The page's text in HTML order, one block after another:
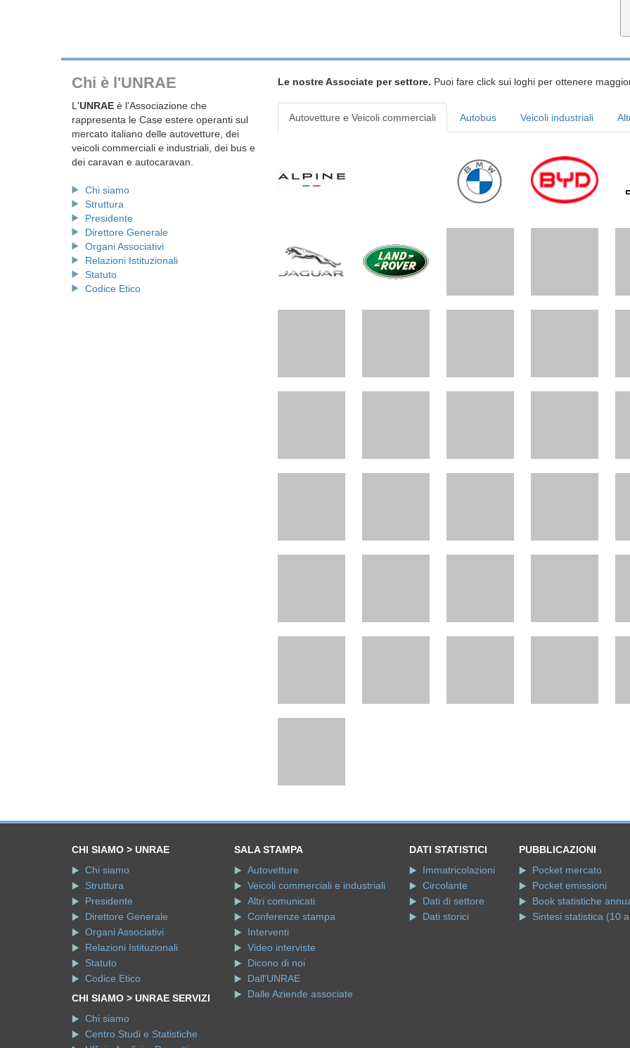
Chi è l'UNRAE
L'UNRAE è l'Associazione che
rappresenta le Case estere operanti sul
mercato italiano delle autovetture, dei
veicoli commerciali e industriali, dei bus e
dei caravan e autocaravan.
Chi siamo
Struttura
Presidente
Direttore Generale
Organi Associativi
Relazioni Istituzionali
Statuto
Codice Etico
Le nostre Associate per settore. Puoi fare click sui loghi per ottenere
Autovetture e Veicoli commerciali Autobus Veicoli industriali
Presidente
Organi Associativi
Relazioni Istituzionali
Statuto
Codice Etico
CHI SIAMO > UNRAE SERVIZI
Chi siamo
Centro Studi e Statistiche
Ufficio Analisi e Progetti
Ufficio Servizi
Autovetture
Altri comunicati
Interventi
Video interviste
Dicono di noi
Dall'UNRAE
Dalle Aziende associate
Dati di settore
Book statistiche
Copyright © 2026 UNRAE. Tutti i diritti riservati.